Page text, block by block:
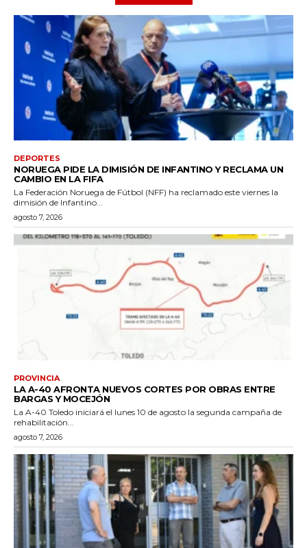
DEPORTES
NORUEGA PIDE LA DIMISIÓN DE INFANTINO Y RECLAMA UN
CAMBIO EN LA FIFA
La Federación Noruega de Fútbol (NFF) ha reclamado este viernes la
dimisión de Infantino...
agosto 7, 2026
PROVINCIA
LA A-40 AFRONTA NUEVOS CORTES POR OBRAS ENTRE
BARGAS Y MOCEJÓN
La A-40 Toledo iniciará el lunes 10 de agosto la segunda campaña de
rehabilitación...
agosto 7, 2026